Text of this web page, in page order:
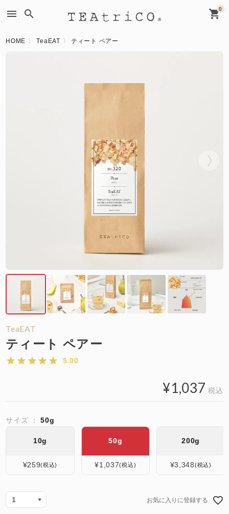
menu search 0
shopping_cart
HOME TeaEAT ティート ペアー
TeaEAT
ティート ペアー
5.00
¥1,037 税込
サイズ 50g
10g
¥259 税込
50g
¥1,037 税込
200g
¥3,348 税込
お気に入りに登録する